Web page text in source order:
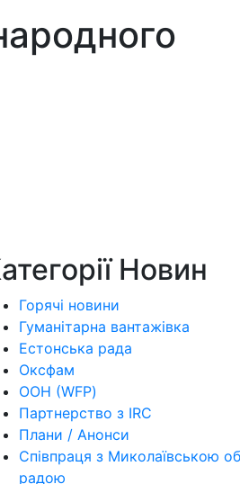
Новин
Горячі новини
Гуманітарна вантажівка
Естонська рада
Оксфам
ООН (WFP)
Партнерство з IRC
Плани / Анонси
Співпраця з Миколаївською
радою